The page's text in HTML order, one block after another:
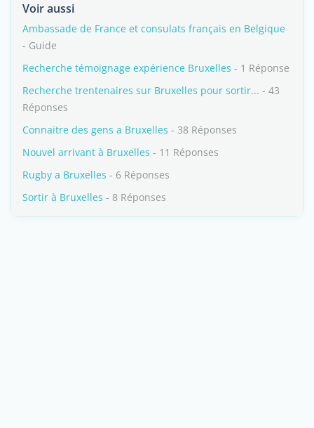
Voir aussi
Ambassade de France et consulats français en Belgique
- Guide
Recherche témoignage expérience Bruxelles - 1 Réponse
Recherche trentenaires sur Bruxelles pour sortir... - 43
Réponses
Connaitre des gens a Bruxelles - 38 Réponses
Nouvel arrivant à Bruxelles - 11 Réponses
Rugby a Bruxelles - 6 Réponses
Sortir à Bruxelles - 8 Réponses